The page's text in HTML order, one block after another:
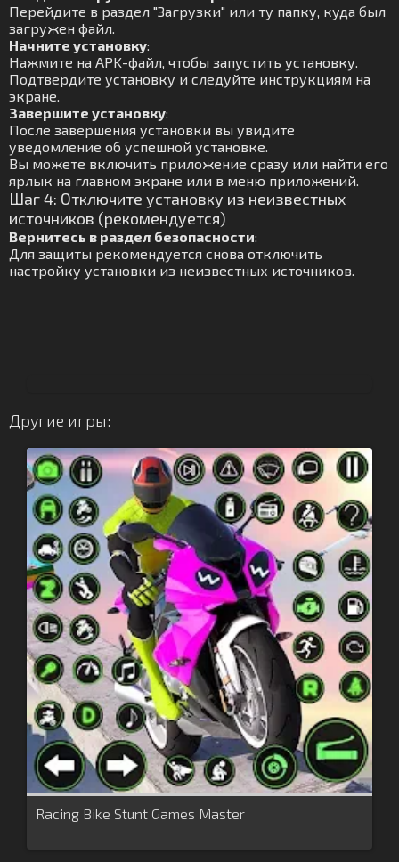
Перейдите в раздел "Загрузки" или ту папку, куда был
загружен файл.
Начните установку:
Нажмите на APK-файл, чтобы запустить установку.
Подтвердите установку и следуйте инструкциям на
экране.
Завершите установку:
После завершения установки вы увидите
уведомление об успешной установке.
Вы можете включить приложение сразу или найти его
ярлык на главном экране или в меню приложений.
Шаг 4: Отключите установку из неизвестных
источников (рекомендуется)
Вернитесь в раздел безопасности:
Для защиты рекомендуется снова отключить
настройку установки из неизвестных источников.
Другие игры:
Racing Bike Stunt Games Master